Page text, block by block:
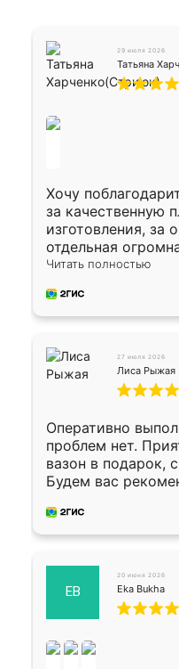
29 июля 2026
Татьяна
Хочу
за качественную
изготовления, за
отдельная
укладку плитки
Читать полностью
27 июля 2026
Лиса Рыжая
Оперативно
проблем нет.
вазон в подарок,
Будем вас
EB
20 июня 2026
Eka Bukha